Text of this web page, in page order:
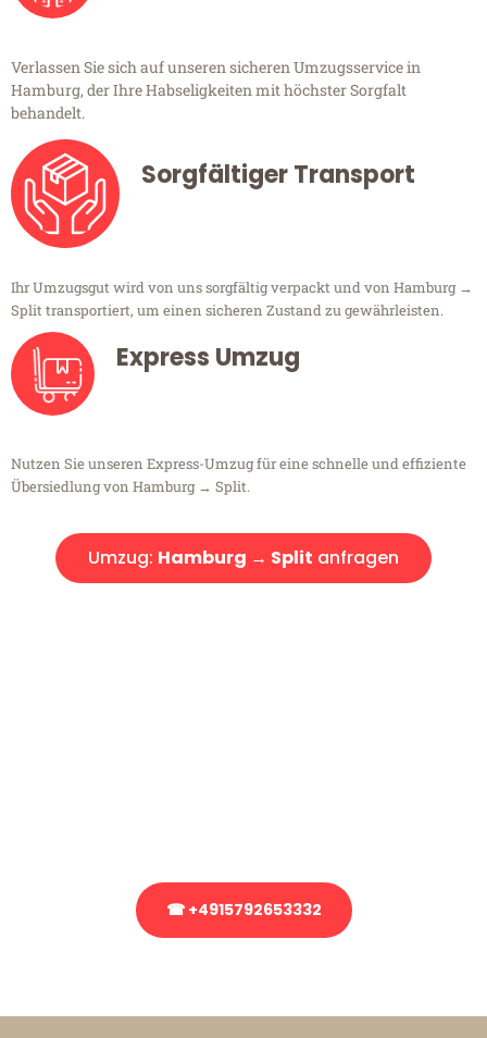
Verlassen Sie sich auf unseren sicheren Umzugsservice in
Hamburg, der Ihre Habseligkeiten mit höchster Sorgfalt
behandelt.
Sorgfältiger Transport
Ihr Umzugsgut wird von uns sorgfältig verpackt und von Hamburg →
Split transportiert, um einen sicheren Zustand zu gewährleisten.
Express Umzug
Nutzen Sie unseren Express-Umzug für eine schnelle und effiziente
Übersiedlung von Hamburg → Split.
Umzug: Hamburg → Split anfragen
☎ +4915792653332